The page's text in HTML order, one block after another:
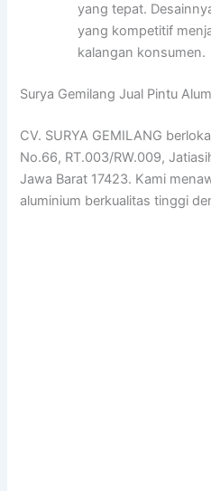
yang tepat.
yang kompetitif
kalangan konsumen.
Surya Gemilang Jual Pintu
CV. SURYA GEMILANG
No.66, RT.003/RW.009,
Jawa Barat 17423. Kami
aluminium berkualitas tinggi